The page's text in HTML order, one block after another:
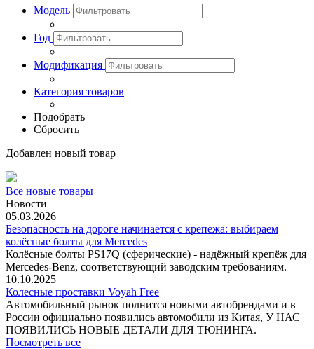
Модель
Год
Модификация
Категория товаров
Подобрать
Сбросить
Добавлен новый товар
Все новые товары
Новости
05.03.2026
Безопасность на дороге начинается с крепежа: выбираем
колёсные болты для Mercedes
Колёсные болты PS17Q (сферические) - надёжный крепёж для
Mercedes‑Benz, соответствующий заводским требованиям.
10.10.2025
Колесные проставки Voyah Free
Автомобильный рынок полнится новыми автобрендами и в
России официально появились автомобили из Китая, У НАС
ПОЯВИЛИСЬ НОВЫЕ ДЕТАЛИ ДЛЯ ТЮНИНГА.
Посмотреть все